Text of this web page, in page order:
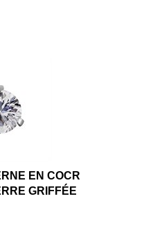
EN COCR
GRIFFÉE